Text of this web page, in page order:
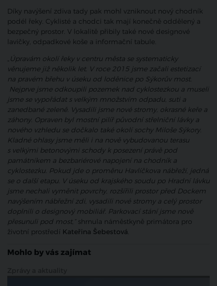
Díky navýšení zdiva tady pak mohl vzniknout nový chodník
podél řeky. Cyklisté a chodci tak mají konečně oddělený a
bezpečný prostor. V lokalitě přibily také nové designové
lavičky, odpadkové koše a informační tabule.
„Úpravám okolí řeky v centru města se systematicky
věnujeme již několik let. V roce 2015 jsme začali estetizací
na pravém břehu v úseku od loděnice po Sýkorův most.
Nejprve jsme odkoupili pozemek nad cyklostezkou a museli
jsme se vypořádat s velkým množstvím odpadu, suti a
zanedbané zeleně. Vysadili jsme nové stromy, okrasné keře a
záhony. Opraven byl mostní pilíř původní střelniční lávky a
nového vzhledu se dočkalo také okolí sochy Miloše Sýkory.
Kladné ohlasy jsme měli i na nově vybudovanou terasu
s velkými betonovými schody k posezení právě pod
památníkem a bezbariérové napojení na chodník a
cyklostezku. Pokud jde o proměnu Havlíčkova nábřeží, jedná
se o další etapu. V úseku od krajského soudu po Hradní lávku
jsme nechali vyměnit povrchy, rozšířili prostor před Dockem
navýšením nábřežní zdi, vysadili nové stromy a celý prostor
doplnili o designový mobiliář. Parkovací stání jsme nově
přesunuli pod most,“ shrnula náměstkyně primátora pro
životní prostředí Kateřina Šebestová.
Mohlo by vás zajímat